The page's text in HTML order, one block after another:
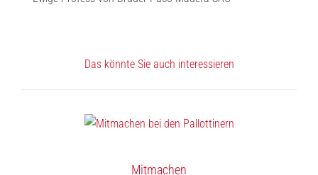
Das könnte Sie auch interessieren
Mitmachen